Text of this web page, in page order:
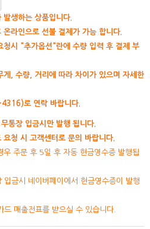
발생하는 상품입니다.
온라인으로 선불 결제가 가능 합니다.
청시 "추가옵션"란에 수량 입력 후 결제 부
게, 수량, 거리에 따라 차이가 있으며 자세한
로 연락 바랍니다.
통장 입금시만 발행 됩니다.
요청 시 고객센터로 문의 바랍니다.
우 주문 후 5일 후 자동 현금영수증 발행됩
입금시 네이버페이에서 현금영수증이 발행
드 매출전표를 받으실 수 있습니다.